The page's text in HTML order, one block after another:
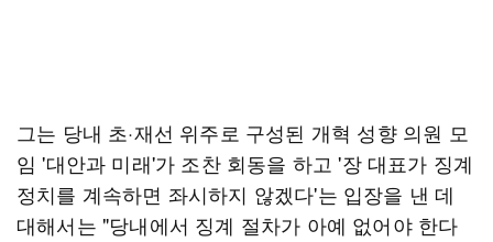
그는 당내 초·재선 위주로 구성된 개혁 성향 의원 모
임 '대안과 미래'가 조찬 회동을 하고 '장 대표가 징계
정치를 계속하면 좌시하지 않겠다'는 입장을 낸 데
대해서는 "당내에서 징계 절차가 아예 없어야 한다